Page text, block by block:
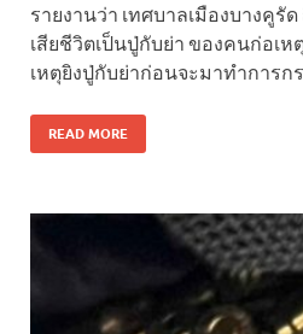
รายงานว่า เทศบาลเมืองบางคูรั
เสียชีวิตเป็นปู่กับย่า ของคนก่อเห
เหตุยิงปู่กับย่าก่อนจะมาทำการก
READ MORE